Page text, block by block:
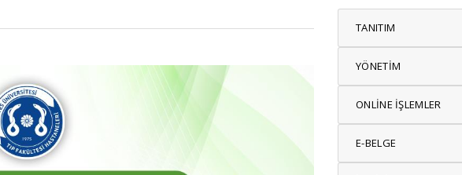
TANITIM
YÖNETİM
ONLİNE İŞLEMLER
E-BELGE